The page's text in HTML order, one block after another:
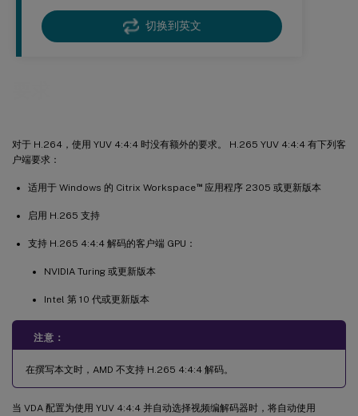
切换到英文
对于 H.264，使用 YUV 4:4:4 时没有额外的要求。 H.265 YUV 4:4:4 有下列客
户端要求：
适用于 Windows 的 Citrix Workspace™应用程序 2305 或更新版本
启用 H.265 支持
支持 H.265 4:4:4 解码的客户端 GPU：
NVIDIA Turing 或更新版本
Intel 第 10 代或更新版本
注意：
在撰写本文时，AMD 不支持 H.265 4:4:4 解码。
当 VDA 配置为使用 YUV 4:4:4 并自动选择视频编解码器时，将自动使用